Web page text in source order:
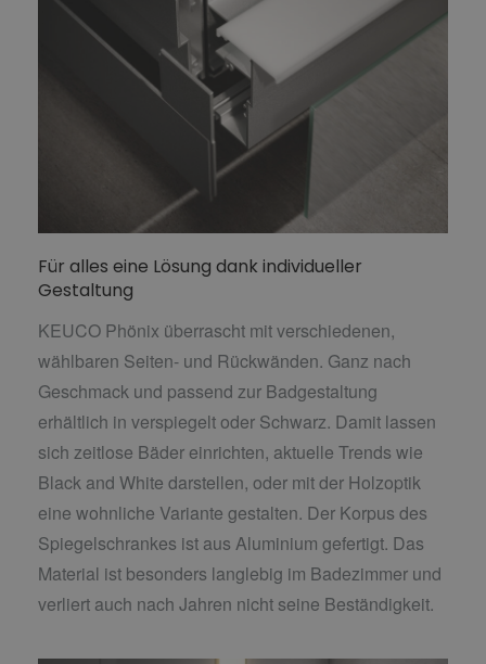
Für alles eine Lösung dank individueller
Gestaltung
KEUCO Phönix überrascht mit verschiedenen,
wählbaren Seiten- und Rückwänden. Ganz nach
Geschmack und passend zur Badgestaltung
erhältlich in verspiegelt oder Schwarz. Damit lassen
sich zeitlose Bäder einrichten, aktuelle Trends wie
Black and White darstellen, oder mit der Holzoptik
eine wohnliche Variante gestalten. Der Korpus des
Spiegelschrankes ist aus Aluminium gefertigt. Das
Material ist besonders langlebig im Badezimmer und
verliert auch nach Jahren nicht seine Beständigkeit.